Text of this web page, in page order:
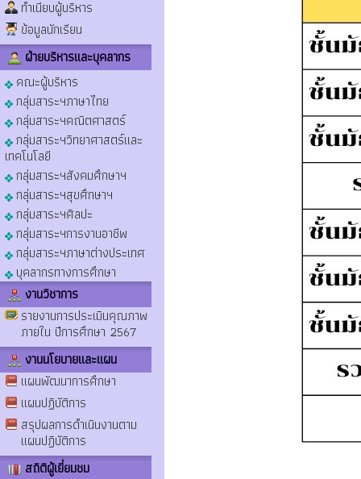
ทำเนียบผู้บริหาร
ข้อมูลนักเรียน
ฝ่ายบริหารและบุคลากร
คณะผู้บริหาร
กลุ่มสาระฯภาษาไทย
กลุ่มสาระฯคณิตศาสตร์
กลุ่มสาระฯวิทยาศาสตร์และ
เทคโนโลยี
กลุ่มสาระฯสังคมศึกษาฯ
กลุ่มสาระฯสุขศึกษาฯ
กลุ่มสาระฯศิลปะ
กลุ่มสาระฯการงานอาชีพ
กลุ่มสาระฯภาษาต่างประเทศ
บุคลากรทางการศึกษา
งานวิชาการ
รายงานการประเมินคุณภาพ
ภายใน ปีการศึกษา 2567
งานนโยบายและแผน
แผนพัฒนาการศึกษา
แผนปฏิบัติการ
สรุปผลการดำเนินงานตาม
แผนปฏิบัติการ
สถิติผู้เยี่ยมชม